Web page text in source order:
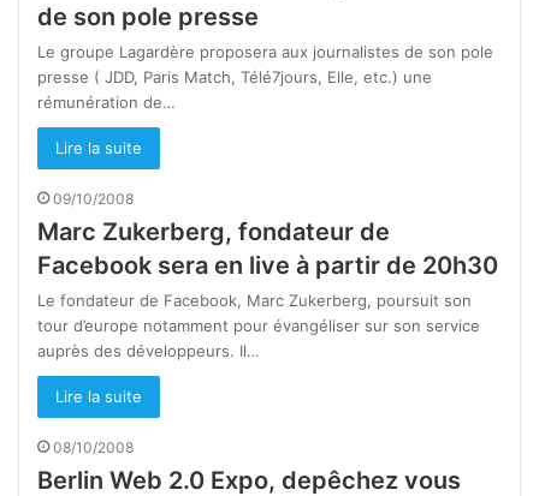
de son pole presse
Le groupe Lagardère proposera aux journalistes de son pole
presse ( JDD, Paris Match, Télé7jours, Elle, etc.) une
rémunération de…
Lire la suite
09/10/2008
Marc Zukerberg, fondateur de
Facebook sera en live à partir de 20h30
Le fondateur de Facebook, Marc Zukerberg, poursuit son
tour d’europe notamment pour évangéliser sur son service
auprès des développeurs. Il…
Lire la suite
08/10/2008
Berlin Web 2.0 Expo, depêchez vous